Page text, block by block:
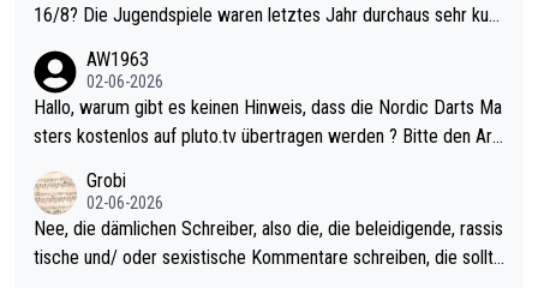
16/8? Die Jugendspiele waren letztes Jahr durchaus sehr kurz
Allerdings ist Mitchell Lawrie als Nummer 1 der Welt eh qualifi
ziert. Somit ändert die automatische Qualifikation des Weltmei
sters erstmal nichts. Ich denke sie wollen damit für nächstes J
ohl wenig WDF Turniere spielen. Dies war bei Archie Self letzt
es Jahr der Fall. Er musste als amtierender Weltmeister durch
den Qualifier und ich glaube kaum, dass Mitchel sich das (in Ve
gas) antun würde, wenn er doch eigentlich die PDC-WM als Zi
AW1963
02-06-2026
Hallo, warum gibt es keinen Hinweis, dass die Nordic Darts Ma
sters kostenlos auf pluto.tv übertragen werden ? Bitte den Arti
Grobi
02-06-2026
Nee, die dämlichen Schreiber, also die, die beleidigende, rassis
tische und/ oder sexistische Kommentare schreiben, die sollte